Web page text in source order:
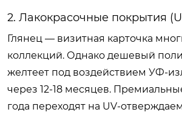
2. Лакокрасочные покрытия
Глянец — визитная карточка
коллекций. Однако дешевый
желтеет под воздействием УФ-
через 12-18 месяцев.
года переходят на UV-